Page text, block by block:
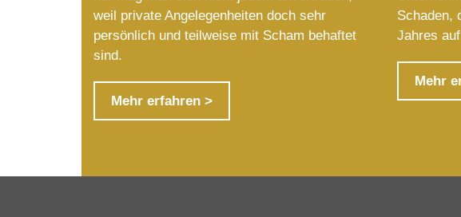
weil private Angelegenheiten doch sehr
persönlich und teilweise mit Scham behaftet
sind.
Mehr erfahren >
Schaden,
Jahres
Mehr